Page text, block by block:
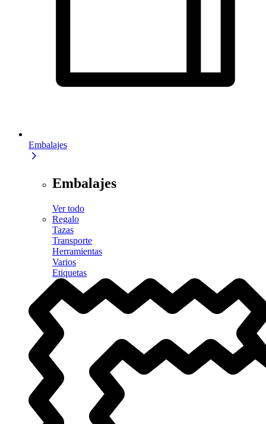
Embalajes
Embalajes
Ver todo
Regalo
Tazas
Transporte
Herramientas
Varios
Etiquetas